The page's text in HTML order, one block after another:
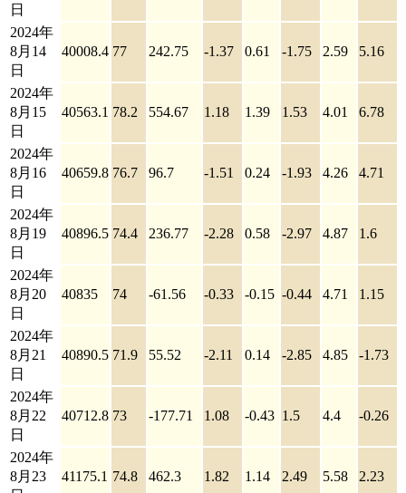
日
2024年
8月14
日
40008.4 77 242.75 -1.37 0.61 -1.75 2.59 5.16
2024年
8月15
日
40563.1 78.2 554.67 1.18 1.39 1.53 4.01 6.78
2024年
8月16
日
40659.8 76.7 96.7 -1.51 0.24 -1.93 4.26 4.71
2024年
8月19
日
40896.5 74.4 236.77 -2.28 0.58 -2.97 4.87 1.6
2024年
8月20
日
40835 74 -61.56 -0.33 -0.15 -0.44 4.71 1.15
2024年
8月21
日
40890.5 71.9 55.52 -2.11 0.14 -2.85 4.85 -1.73
2024年
8月22
日
40712.8 73 -177.71 1.08 -0.43 1.5 4.4 -0.26
2024年
8月23
41175.1 74.8 462.3 1.82 1.14 2.49 5.58 2.23